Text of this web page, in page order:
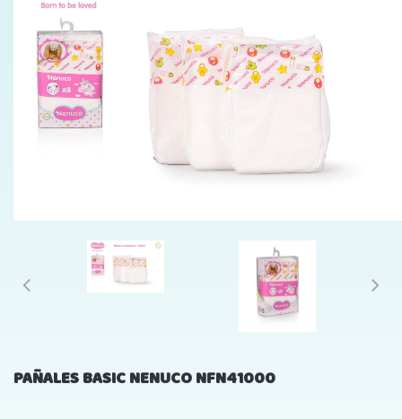
PAÑALES BASIC NENUCO NFN41000